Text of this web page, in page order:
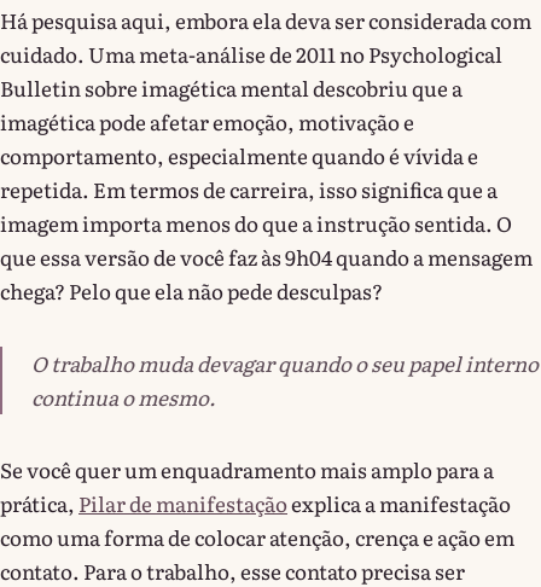
Há pesquisa aqui, embora ela deva ser considerada com
cuidado. Uma meta-análise de 2011 no Psychological
Bulletin sobre imagética mental descobriu que a
imagética pode afetar emoção, motivação e
comportamento, especialmente quando é vívida e
repetida. Em termos de carreira, isso significa que a
imagem importa menos do que a instrução sentida. O
que essa versão de você faz às 9h04 quando a mensagem
chega? Pelo que ela não pede desculpas?
O trabalho muda devagar quando o seu papel interno
continua o mesmo.
Se você quer um enquadramento mais amplo para a
prática, Pilar de manifestaçãoexplica a manifestação
como uma forma de colocar atenção, crença e ação em
contato. Para o trabalho, esse contato precisa ser